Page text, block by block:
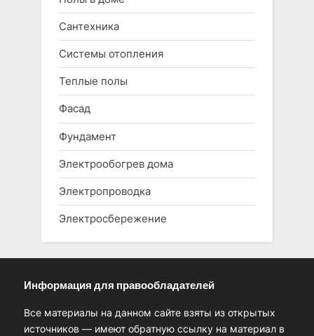
Сантехника
Системы отопления
Теплые полы
Фасад
Фундамент
Электрообогрев дома
Электропроводка
Электросбережение
Информация для правообладателей
Все материалы на данном сайте взяты из открытых
источников — имеют обратную ссылку на материал в